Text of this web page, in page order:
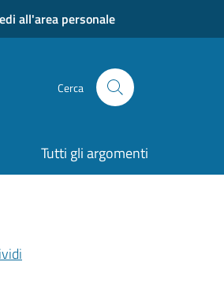
all'area personale
Cerca
Tutti gli argomenti